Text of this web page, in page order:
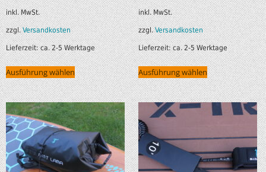
inkl. MwSt.
zzgl.Versandkosten
Lieferzeit:ca. 2-5 Werktage
Ausführung wählen
inkl. MwSt.
zzgl.Versandkosten
Lieferzeit:ca. 2-5 Werktage
Ausführung wählen